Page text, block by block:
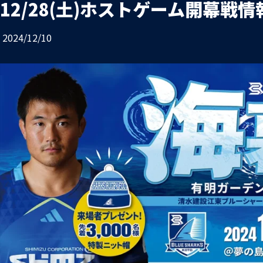
12/28(土)ホストゲーム開幕戦情
2024/12/10
お問い合わせ